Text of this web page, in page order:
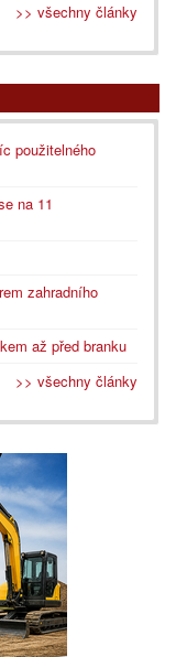
>> všechny články
použitelného
na 11
zahradního
až před branku
>> všechny články